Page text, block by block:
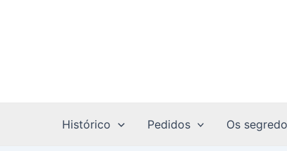
Histórico Pedidos Os